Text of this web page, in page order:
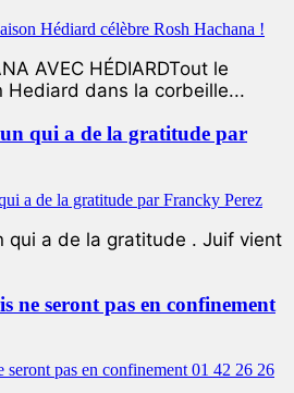
AVEC HÉDIARDTout le
Hediard dans la corbeille...
qui a de la gratitude par
qui a de la gratitude . Juif vient
ne seront pas en confinement